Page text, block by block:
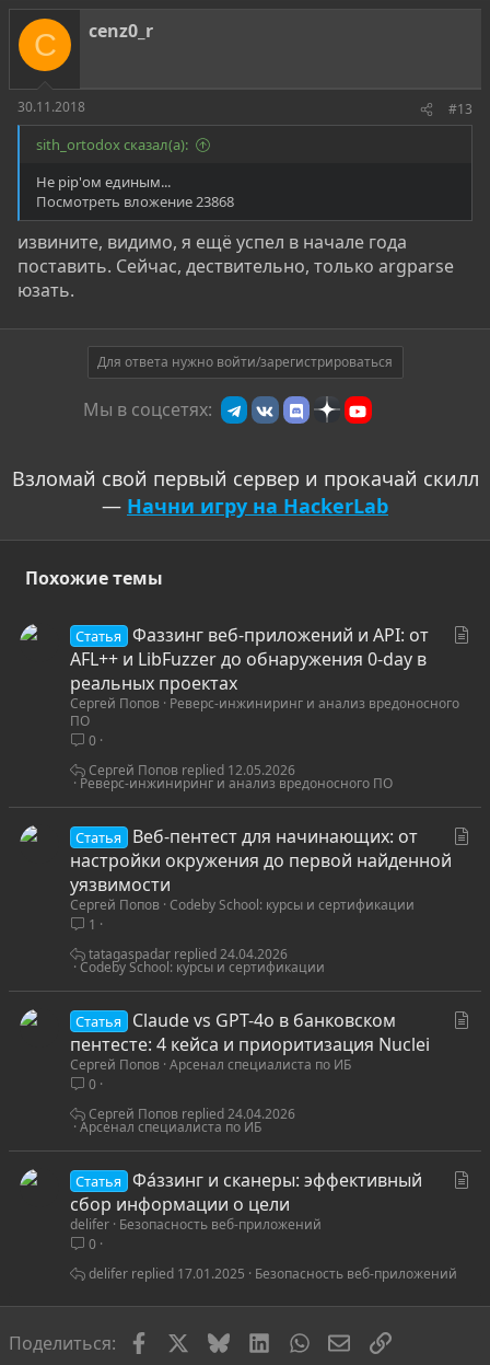
C cenz0_r
30.11.2018 #13
sith_ortodox сказал(а):
Не pip'ом единым...
Посмотреть вложение 23868
извините, видимо, я ещё успел в начале года
поставить. Сейчас, дествительно, только argparse
юзать.
Для ответа нужно войти/зарегистрироваться
Мы в соцсетях:
Взломай свой первый сервер и прокачай скилл
— Начни игру на HackerLab
Похожие темы
Статья
Фаззинг веб-приложений и API: от
AFL++ и LibFuzzer до обнаружения 0-day в
реальных проектах
Сергей Попов Реверс-инжиниринг и анализ вредоносного
ПО
0
Реверс-инжиниринг и анализ вредоносного ПО
12.05.2026
Сергей Попов
Статья
Веб-пентест для начинающих: от
настройки окружения до первой найденной
уязвимости
Сергей Попов Codeby School: курсы и сертификации
1
Codeby School: курсы и сертификации
24.04.2026
tatagaspadar
Статья
Claude vs GPT-4o в банковском
пентесте: 4 кейса и приоритизация Nuclei
Сергей Попов Арсенал специалиста по ИБ
0
Арсенал специалиста по ИБ
24.04.2026
Сергей Попов
Статья
Фа́ззинг и сканеры: эффективный
сбор информации о цели
delifer Безопасность веб-приложений
0
Безопасность веб-приложений
17.01.2025
delifer
Поделиться: FacebookBlueskyLinkedInWhatsAppЭлектронная
Ссылка